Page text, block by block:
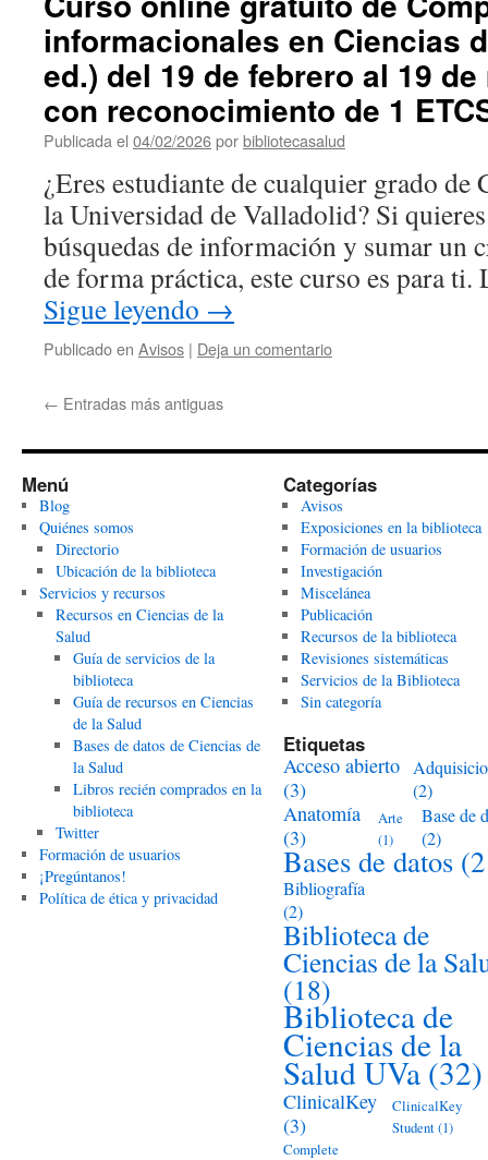
informacionales en Ciencias
ed.) del 19 de febrero al 19
con reconocimiento de 1
Publicada el 04/02/2026porbibliotecasalud
¿Eres estudiante de cualquier grado de
la Universidad de Valladolid? Si
búsquedas de información y sumar un
de forma práctica, este curso es para
Sigue leyendo →
Publicado en Avisos | Deja un comentario
← Entradas más antiguas
Menú
Blog
Quiénes somos
Directorio
Ubicación de la biblioteca
Servicios y recursos
Recursos en Ciencias de la
Salud
Guía de servicios de la
biblioteca
Guía de recursos en Ciencias
de la Salud
Bases de datos de Ciencias de
la Salud
Libros recién comprados en la
biblioteca
Twitter
Formación de usuarios
¡Pregúntanos!
Política de ética y privacidad
Categorías
Avisos
Exposiciones en la biblioteca
Formación de usuarios
Investigación
Miscelánea
Publicación
Recursos de la biblioteca
Revisiones sistemáticas
Servicios de la Biblioteca
Sin categoría
Etiquetas
Acceso abierto
(3)
(2)
Anatomía
(3)
Arte
(1)
Base de
(2)
Bases de datos
Bibliografía
(2)
Biblioteca de
Ciencias de la
(18)
Biblioteca de
Ciencias de la
Salud UVa (32)
ClinicalKey
(3)
ClinicalKey
Student(1)
Complete